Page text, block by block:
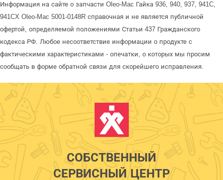
Информация на сайте о запчасти Oleo-Mac Гайка 936, 940, 937, 941C,
941CX Oleo-Mac 5001-0148R справочная и не является публичной
офертой, определяемой положениями Статьи 437 Гражданского
кодекса РФ. Любое несоответствие информации о продукте с
фактическими характеристиками - опечатки, о которых мы просим
сообщать в форме обратной связи для скорейшего исправления.
СОБСТВЕННЫЙ
СЕРВИСНЫЙ ЦЕНТР